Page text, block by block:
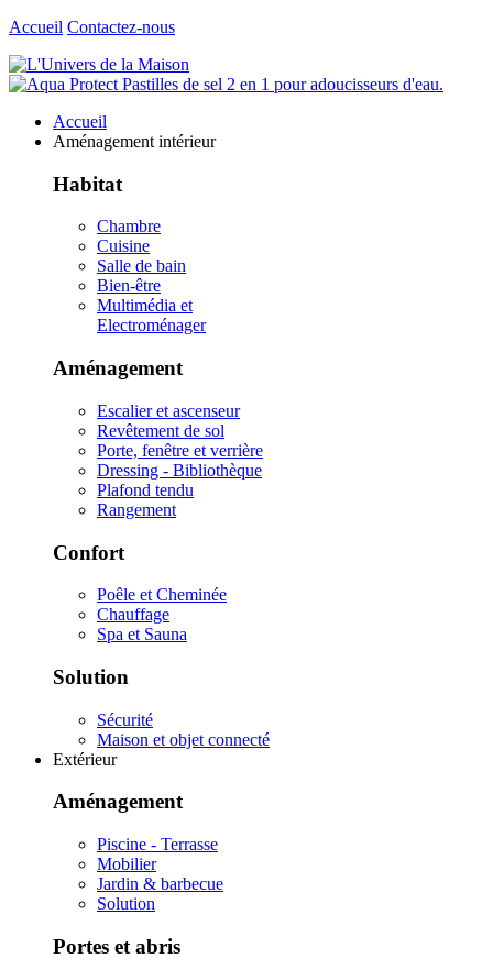
Accueil Contactez-nous
Accueil
Aménagement intérieur
Habitat
Chambre
Cuisine
Salle de bain
Bien-être
Multimédia et
Electroménager
Aménagement
Escalier et ascenseur
Revêtement de sol
Porte, fenêtre et verrière
Dressing - Bibliothèque
Plafond tendu
Rangement
Confort
Poêle et Cheminée
Chauffage
Spa et Sauna
Solution
Sécurité
Maison et objet connecté
Extérieur
Aménagement
Piscine - Terrasse
Mobilier
Jardin & barbecue
Solution
Portes et abris